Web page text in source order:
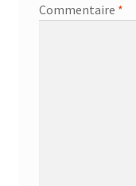
Commentaire *